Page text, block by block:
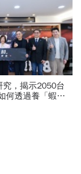
究，揭示2050台
何透過養「蝦」